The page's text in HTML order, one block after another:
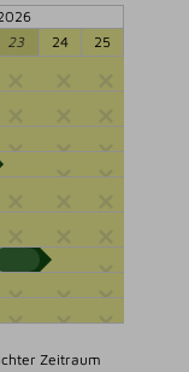
23 24
25
Zeitraum